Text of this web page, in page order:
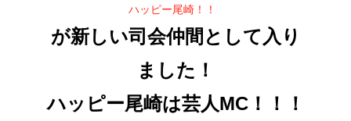
ハッピー尾崎！！
が新しい司会仲間として入り
ました！
ハッピー尾崎は芸人MC！！！